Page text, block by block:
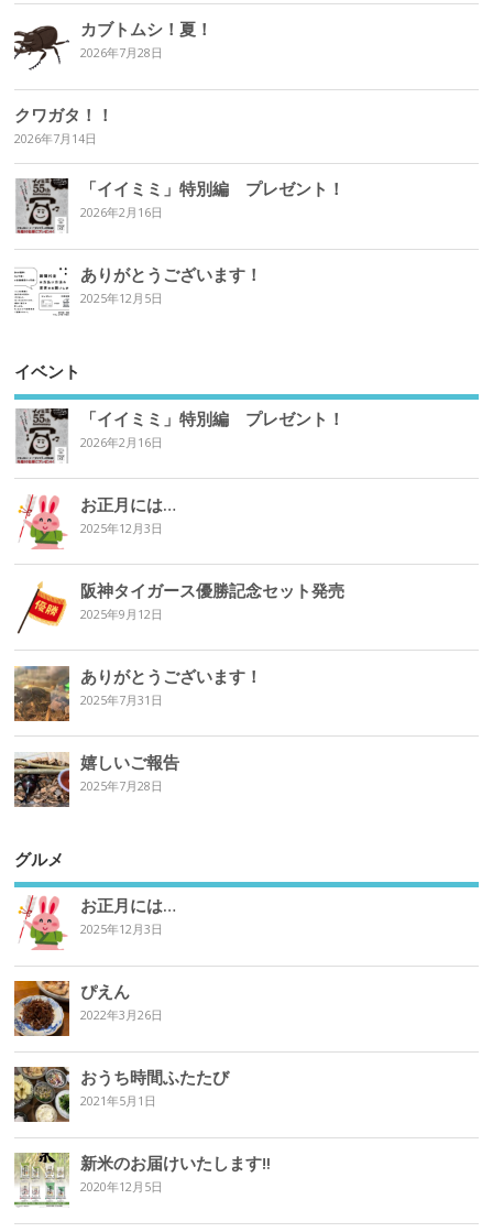
カブトムシ！夏！
2026年7月28日
クワガタ！！
2026年7月14日
「イイミミ」特別編 プレゼント！
2026年2月16日
ありがとうございます！
2025年12月5日
イベント
「イイミミ」特別編 プレゼント！
2026年2月16日
お正月には…
2025年12月3日
阪神タイガース優勝記念セット発売
2025年9月12日
ありがとうございます！
2025年7月31日
嬉しいご報告
2025年7月28日
グルメ
お正月には…
2025年12月3日
ぴえん
2022年3月26日
おうち時間ふたたび
2021年5月1日
新米のお届けいたします‼︎
2020年12月5日